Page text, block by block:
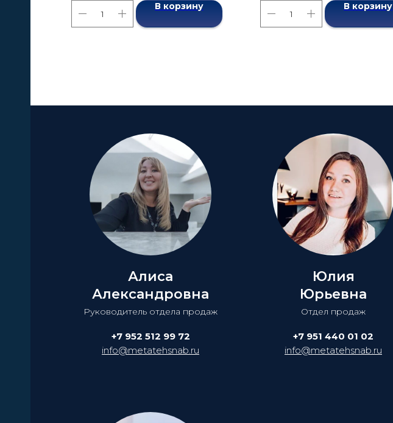
В корзину В корзину
Алиса
Александровна
Руководитель отдела продаж
+7 952 512 99 72
info@metatehsnab.ru
Юлия
Юрьевна
Отдел продаж
+7 951 440 01 02
info@metatehsnab.ru